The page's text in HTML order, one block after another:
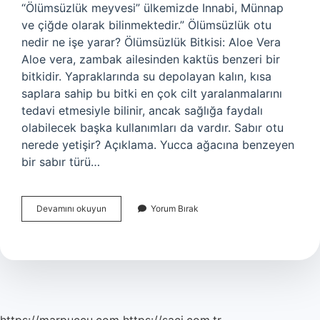
“Ölümsüzlük meyvesi” ülkemizde Innabi, Münnap
ve çiğde olarak bilinmektedir.” Ölümsüzlük otu
nedir ne işe yarar? Ölümsüzlük Bitkisi: Aloe Vera
Aloe vera, zambak ailesinden kaktüs benzeri bir
bitkidir. Yapraklarında su depolayan kalın, kısa
saplara sahip bu bitki en çok cilt yaralanmalarını
tedavi etmesiyle bilinir, ancak sağlığa faydalı
olabilecek başka kullanımları da vardır. Sabır otu
nerede yetişir? Açıklama. Yucca ağacına benzeyen
bir sabır türü…
Devamını okuyun Ölümsüzlük
Otu
Yetişir
Yorum Bırak